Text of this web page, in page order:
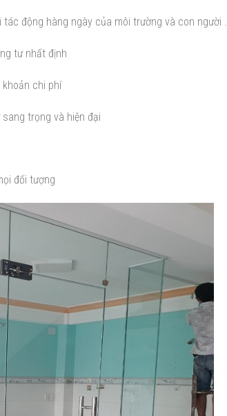
động hàng ngày của môi trường và con người .
tư nhất định
chi phí
trọng và hiện đại
đối tượng